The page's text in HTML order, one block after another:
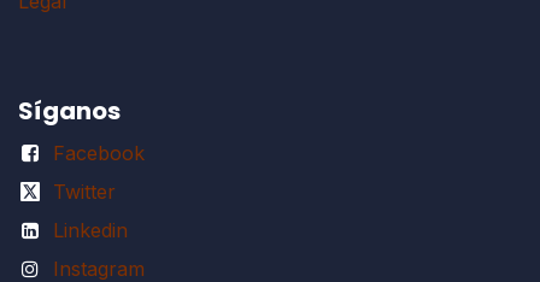
Síganos
Facebook
Twitter
Linkedin
Instagram